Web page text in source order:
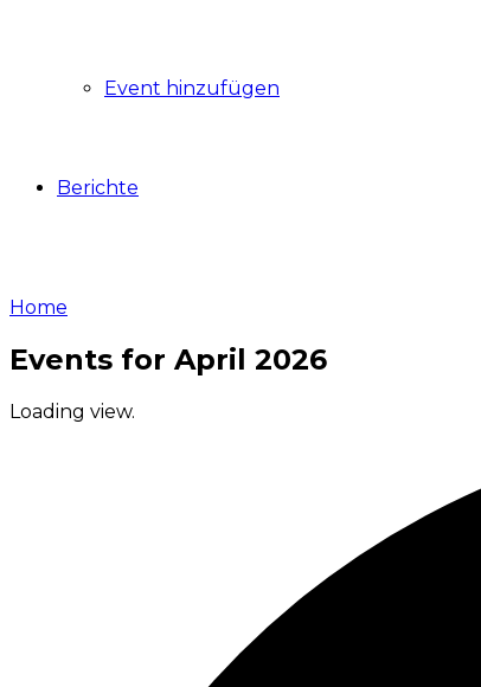
Event hinzufügen
Berichte
Home
Events for April 2026
Loading view.